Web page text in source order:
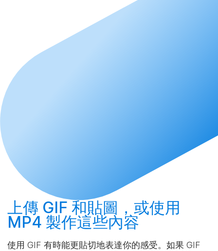
上傳 GIF 和貼圖，或使用
MP4 製作這些內容
使用 GIF 有時能更貼切地表達你的感受。如果 GIF